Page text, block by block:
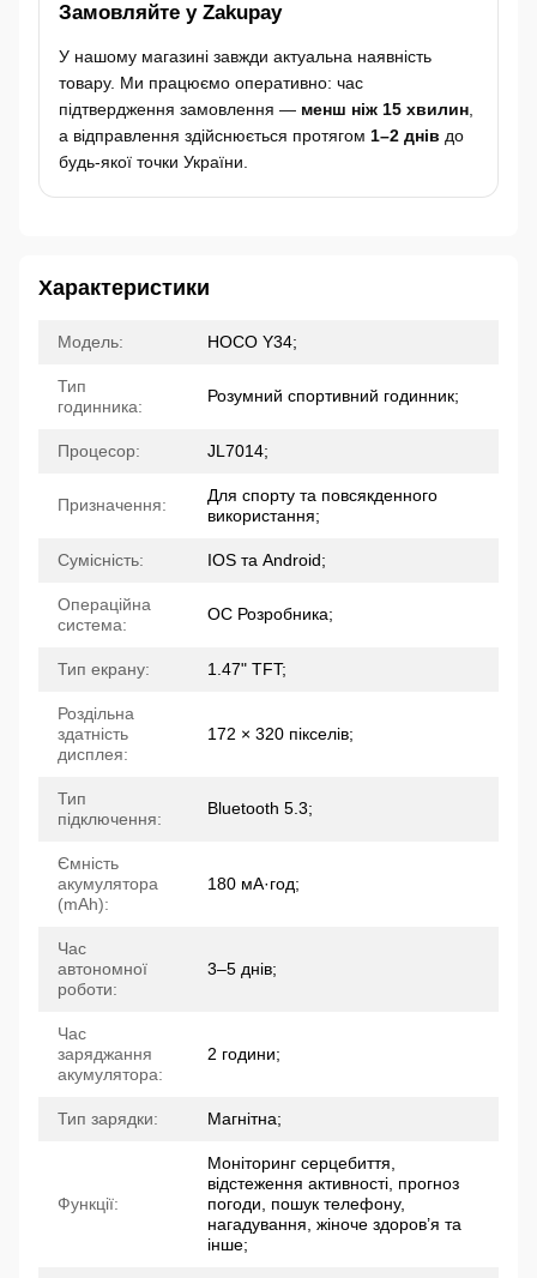
Замовляйте у Zakupay
У нашому магазині завжди актуальна наявність
товару. Ми працюємо оперативно: час
підтвердження замовлення — менш ніж 15 хвилин
а відправлення здійснюється протягом 1–2 днів до
будь-якої точки України.
Характеристики
Модель: HOCO Y34;
Тип
годинника:
Розумний спортивний годинник;
Процесор: JL7014;
Призначення:
Для спорту та повсякденного
використання;
Сумісність: IOS та Android;
Операційна
система:
ОС Розробника;
Тип екрану: 1.47" TFT;
Роздільна
здатність
дисплея:
172 × 320 пікселів;
Тип
підключення:
Bluetooth 5.3;
Ємність
акумулятора
(mAh):
180 мА·год;
Час
автономної
роботи:
3–5 днів;
Час
заряджання
акумулятора:
2 години;
Тип зарядки: Магнітна;
Функції:
Моніторинг серцебиття,
відстеження активності, прогноз
погоди, пошук телефону,
нагадування, жіноче здоров’я та
інше;